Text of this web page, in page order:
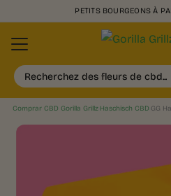
PETITS BOURGEONS À
Recherchez des fleurs de cbd...
Comprar CBD Gorilla Grillz› Haschisch CBD GG